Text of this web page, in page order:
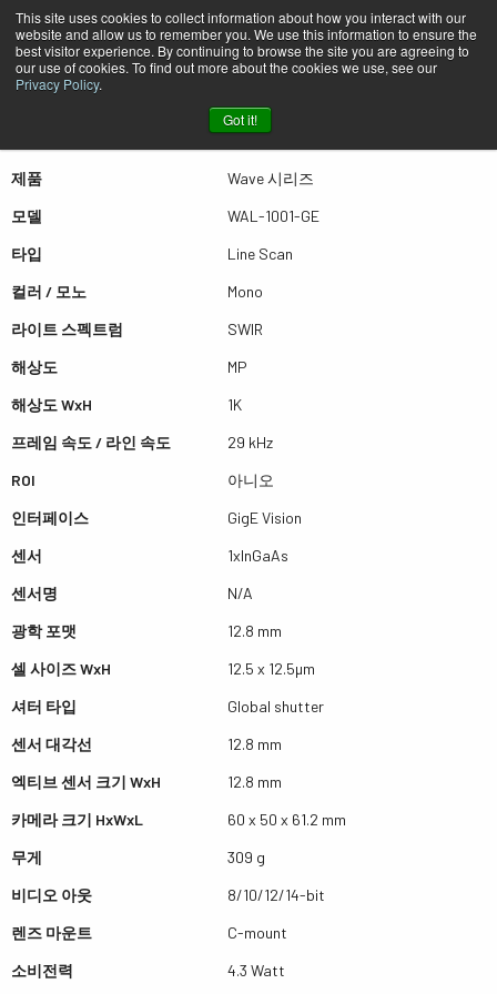
This site uses cookies to collect information about how you interact with our
website and allow us to remember you. We use this information to ensure the
best visitor experience. By continuing to browse the site you are agreeing to
our use of cookies. To find out more about the cookies we use, see our
Privacy Policy.
Got it!
퀵뷰 WAL-1001-GE
더많은 결과를 보시려면 스크롤하세요
제품
Wave 시리즈
모델
WAL-1001-GE
타입
Line Scan
컬러 / 모노
Mono
라이트 스펙트럼
SWIR
해상도
MP
해상도 WxH
1K
프레임 속도 / 라인 속도
29 kHz
ROI
아니오
인터페이스
GigE Vision
센서
1xInGaAs
센서명
N/A
광학 포맷
12.8 mm
셀 사이즈 WxH
12.5 x 12.5µm
셔터 타입
Global shutter
센서 대각선
12.8 mm
엑티브 센서 크기 WxH
12.8 mm
카메라 크기 HxWxL
60 x 50 x 61.2 mm
무게
309 g
비디오 아웃
8/10/12/14-bit
렌즈 마운트
C-mount
소비전력
4.3 Watt